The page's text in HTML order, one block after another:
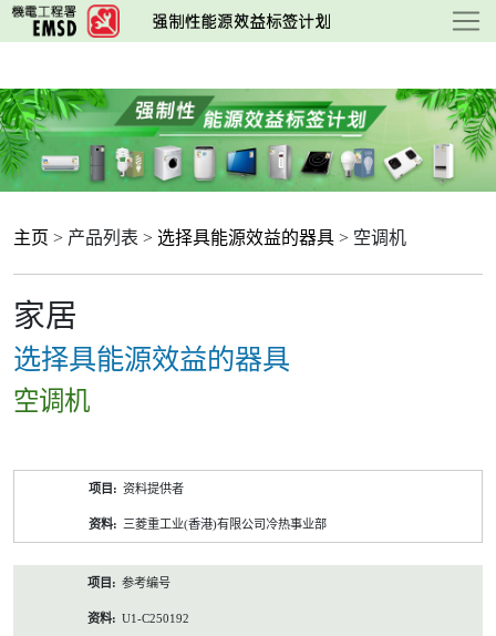
跳
至
要
内
容
主页 > 产品列表 > 选择具能源效益的器具 > 空调机
家居
选择具能源效益的器具
空调机
资料提供者
三菱重工业(香港)有限公司冷热事业部
参考编号
U1-C250192